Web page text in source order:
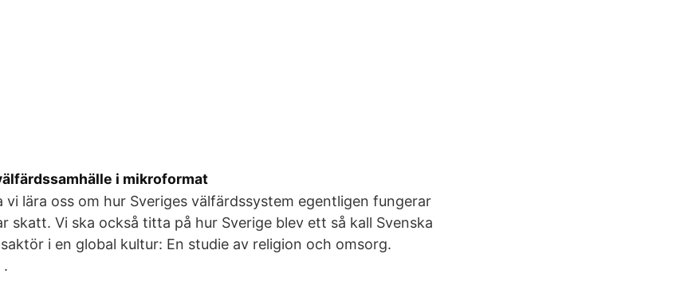
i mikroformat
vi lära oss om hur Sveriges välfärdssystem egentligen fungerar
skatt. Vi ska också titta på hur Sverige blev ett så kall Svenska
i en global kultur: En studie av religion och omsorg.
.